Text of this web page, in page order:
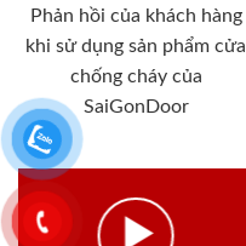
Phản hồi của khách hàng
khi sử dụng sản phẩm cửa
chống cháy của
SaiGonDoor